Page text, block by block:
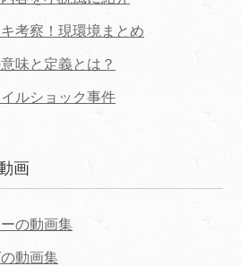
考察！現環境まとめ
味と定義とは？
ルショック事件
画
の動画集
動画集